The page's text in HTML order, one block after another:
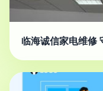
临海诚信家电维修